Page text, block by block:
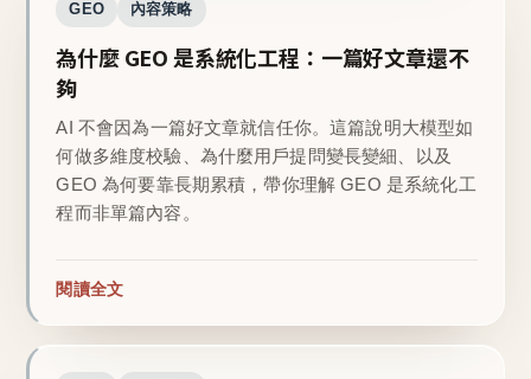
GEO 內容策略
為什麼 GEO 是系統化工程：一篇好文章還不
夠
AI 不會因為一篇好文章就信任你。這篇說明大模型如
何做多維度校驗、為什麼用戶提問變長變細、以及
GEO 為何要靠長期累積，帶你理解 GEO 是系統化工
程而非單篇內容。
閱讀全文